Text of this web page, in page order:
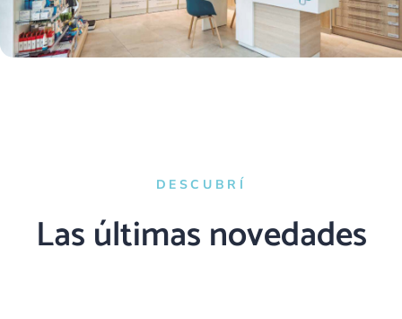
DESCUBRÍ
Las últimas novedades